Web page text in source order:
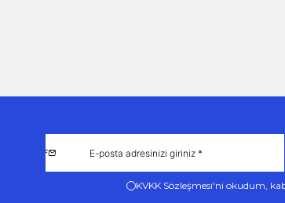
KVKK Sözleşmesi'ni okudum,